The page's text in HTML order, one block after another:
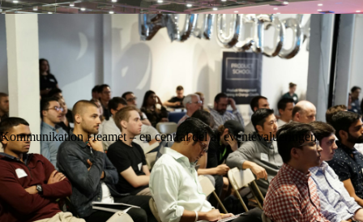
Bag kulisserne: Sådan planlægger et eventbureau et event fra idé til
afvikling
Kommunikation i teamet – en central del af eventevalueringen